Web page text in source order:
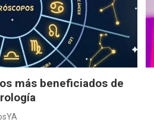
más beneficiados de